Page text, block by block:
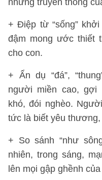
những truyền thống
+ Điệp từ “sống”
đậm mong ước thiết
cho con.
+ Ẩn dụ “đá”,
người miền cao, gợi
khó, đói nghèo.
tức là biết yêu
+ So sánh “như
nhiên, trong sáng,
lên mọi gập ghềnh